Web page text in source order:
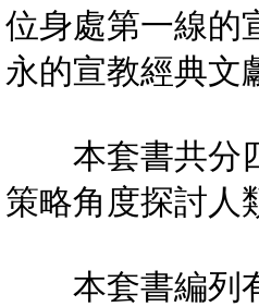
位身處第一線的
永的宣教經典文
本套書共分四
策略角度探討人
本套書編列有